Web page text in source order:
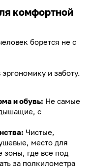
комфортной
борется не с
и заботу.
и обувь: Не самые
с
Чистые,
место для
где все под
за полкилометра